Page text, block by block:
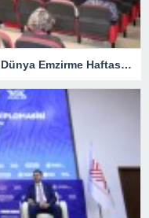
Lüleburgaz Devlet Hastanesi’nden Dünya Emzirme Haftası Katılımı